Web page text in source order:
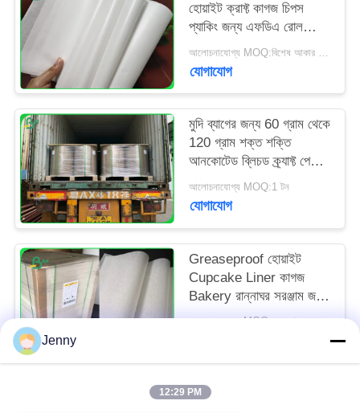
PRIVACY
POLICY
হোয়াইট ক্রাফ্ট কাগজ চিপস
প্যাকিং জন্য এফডিএ রোল
আলোচনাযোগ্য MOQ:বিশেষ আকার জন্য 1 টন
যোগাযোগ
মুদি ব্যাগের জন্য 60 গ্রাম থেকে
120 গ্রাম শক্ত শক্তি
আনকোটেড ব্লিচড ক্র্যাফ্ট পেপার
আলোচনাযোগ্য MOQ:1 টন
যোগাযোগ
Greaseproof হোয়াইট
Cupcake Liner কাগজ
Bakery রান্নাঘর সরঞ্জাম জন্য
31 - 38gsm
আলোচনাযোগ্য MOQ:সাধারণ আকারের জন্য 1 টন এবং বিশেষ আকারের জন্য 10 টন
Jenny
12:29 PM